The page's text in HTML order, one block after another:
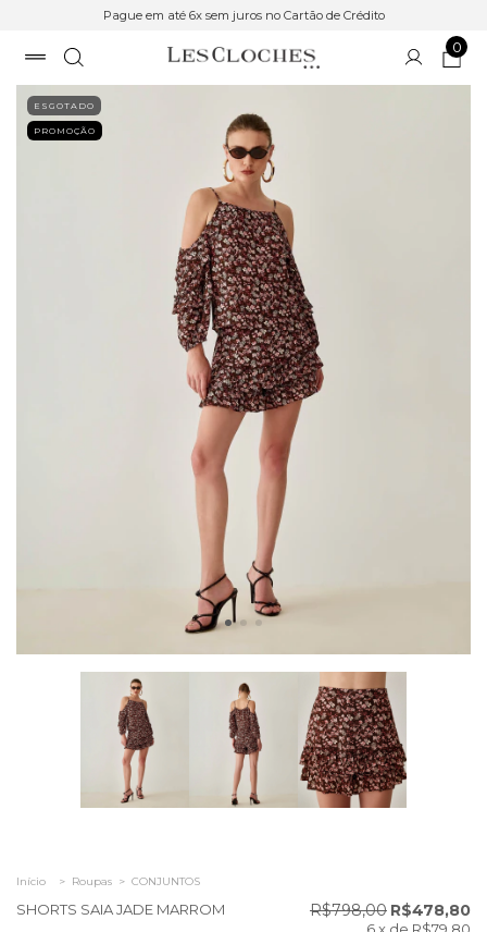
Pague em até 6x sem juros no Cartão de Crédito
0
ESGOTADO
PROMOÇÃO
Início > Roupas > CONJUNTOS
SHORTS SAIA JADE MARROM R$798,00 R$478,80
6x de R$79,80